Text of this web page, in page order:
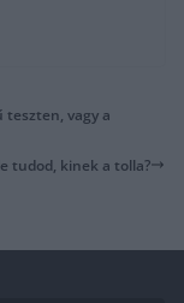
teszten, vagy a
tudod, kinek a tolla?